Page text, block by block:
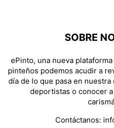
SOBRE
ePinto, una nueva
pinteños podemos acudir a
día de lo que pasa en
deportistas o conocer
Contáctanos: